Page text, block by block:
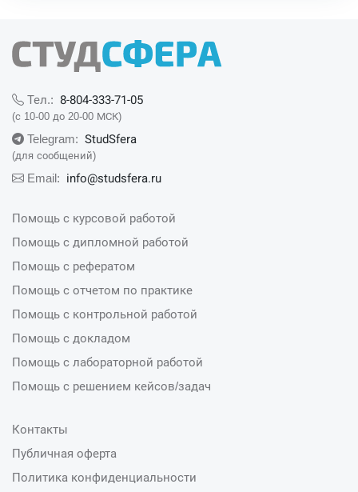
Тел.: 8-804-333-71-05
(с 10-00 до 20-00 МСК)
Telegram: StudSfera
(для сообщений)
Email: info@studsfera.ru
Помощь с курсовой работой
Помощь с дипломной работой
Помощь с рефератом
Помощь с отчетом по практике
Помощь с контрольной работой
Помощь с докладом
Помощь с лабораторной работой
Помощь с решением кейсов/задач
Контакты
Публичная оферта
Политика конфиденциальности